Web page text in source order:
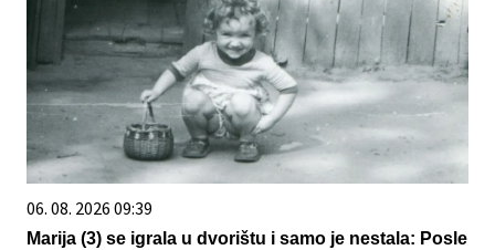
06. 08. 2026 09:39
Marija (3) se igrala u dvorištu i samo je nestala: Posle